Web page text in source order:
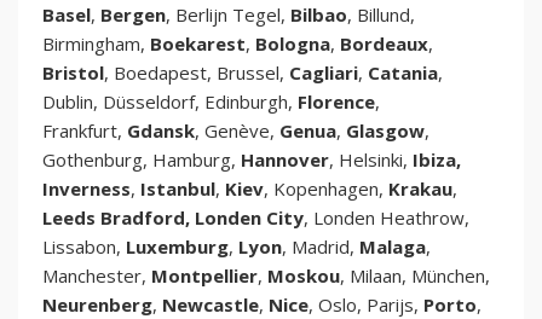
Basel, Bergen, Berlijn Tegel, Bilbao, Billund,
Birmingham, Boekarest, Bologna, Bordeaux,
Bristol, Boedapest, Brussel, Cagliari, Catania,
Dublin, Düsseldorf, Edinburgh, Florence,
Frankfurt, Gdansk, Genève, Genua, Glasgow,
Gothenburg, Hamburg, Hannover, Helsinki, Ibiza,
Inverness, Istanbul, Kiev, Kopenhagen, Krakau,
Leeds Bradford, Londen City, Londen Heathrow,
Lissabon, Luxemburg, Lyon, Madrid, Malaga,
Manchester, Montpellier, Moskou, Milaan, München,
Neurenberg, Newcastle, Nice, Oslo, Parijs, Porto,